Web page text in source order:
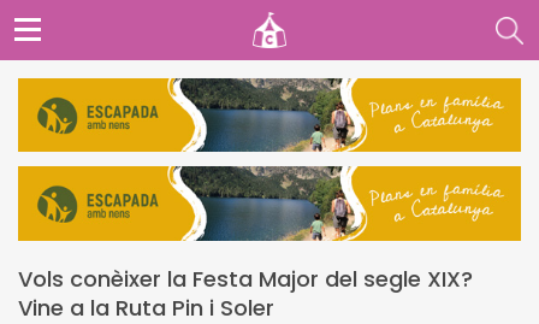
Vols conèixer la Festa Major del segle XIX?
Vine a la Ruta Pin i Soler